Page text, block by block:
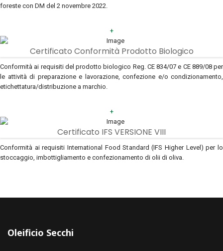
foreste con DM del 2 novembre 2022.
+
Certificato Conformità Prodotto Biologico
Conformità ai requisiti del prodotto biologico Reg. CE 834/07 e CE 889/08 per
le attività di preparazione e lavorazione, confezione e/o condizionamento,
etichettatura/distribuzione a marchio.
+
Certificato IFS VERSIONE VIII
Conformità ai requisiti International Food Standard (IFS Higher Level) per lo
stoccaggio, imbottigliamento e confezionamento di olii di oliva.
Oleificio Secchi